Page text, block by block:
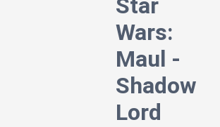
Star
Wars:
Maul -
Shadow
Lord